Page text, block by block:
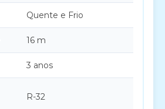
Quente e Frio
16 m
3 anos
R-32